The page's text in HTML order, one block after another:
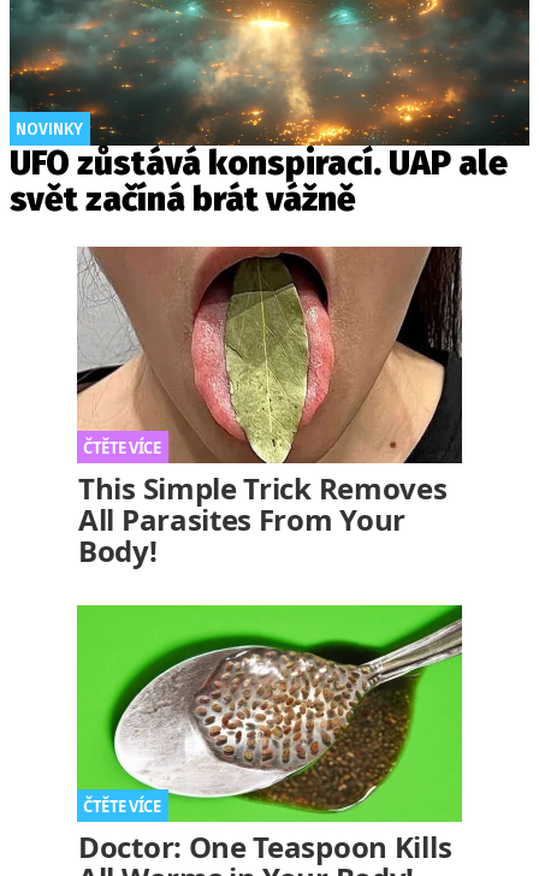
NOVINKY
UFO zůstává konspirací. UAP ale
svět začíná brát vážně
This Simple Trick Removes
All Parasites From Your
Body!
Doctor: One Teaspoon Kills